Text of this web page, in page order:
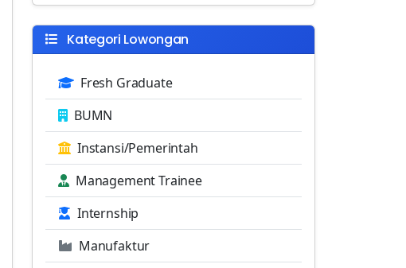
Kategori Lowongan
Fresh Graduate
BUMN
Instansi/Pemerintah
Management Trainee
Internship
Manufaktur